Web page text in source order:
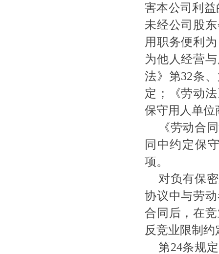
害本公司利益
未经公司股
用职务便利
为他人经营
法》第32条
定；《劳动
保守用人单位
《劳动合
同中约定保
项。
对负有保
协议中与劳
合同后，在
反竞业限制
第24条规